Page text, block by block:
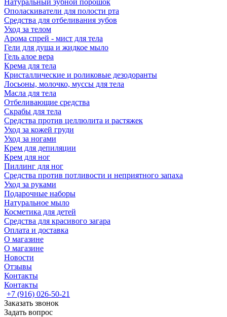
Натуральный зубной порошок
Ополаскиватели для полости рта
Средства для отбеливания зубов
Уход за телом
Арома спрей - мист для тела
Гели для душа и жидкое мыло
Гель алое вера
Крема для тела
Кристаллические и роликовые дезодоранты
Лосьоны, молочко, муссы для тела
Масла для тела
Отбеливающие средства
Скрабы для тела
Средства против целлюлита и растяжек
Уход за кожей груди
Уход за ногами
Крем для депиляции
Крем для ног
Пиллинг для ног
Средства против потливости и неприятного запаха
Уход за руками
Подарочные наборы
Натуральное мыло
Косметика для детей
Средства для красивого загара
Оплата и доставка
О магазине
О магазине
Новости
Отзывы
Контакты
Контакты
+7 (916) 026-50-21
Заказать звонок
Задать вопрос